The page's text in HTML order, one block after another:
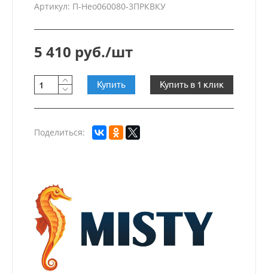
Артикул: П-Нео060080-3ПРКВКУ
5 410 руб./шт
Купить Купить в 1 клик
Поделиться: